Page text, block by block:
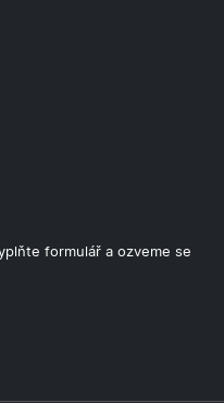
formulář a ozveme se